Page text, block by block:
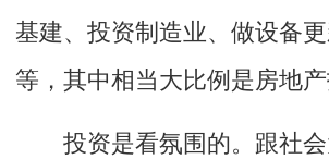
基建、投资制造业、做设备
等，其中相当大比例是房地产
投资是看氛围的。跟社会